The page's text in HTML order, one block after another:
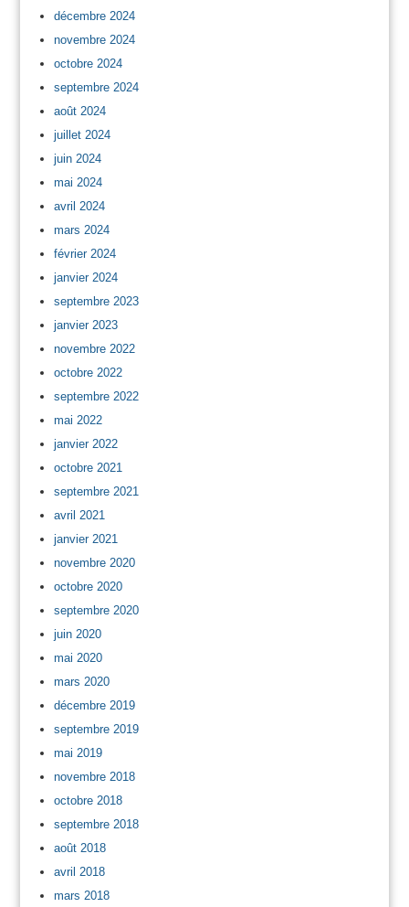
décembre 2024
novembre 2024
octobre 2024
septembre 2024
août 2024
juillet 2024
juin 2024
mai 2024
avril 2024
mars 2024
février 2024
janvier 2024
septembre 2023
janvier 2023
novembre 2022
octobre 2022
septembre 2022
mai 2022
janvier 2022
octobre 2021
septembre 2021
avril 2021
janvier 2021
novembre 2020
octobre 2020
septembre 2020
juin 2020
mai 2020
mars 2020
décembre 2019
septembre 2019
mai 2019
novembre 2018
octobre 2018
septembre 2018
août 2018
avril 2018
mars 2018